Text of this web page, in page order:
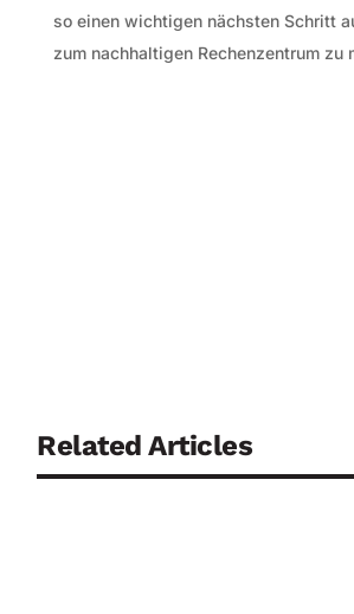
so einen wichtigen nächsten Schritt
zum nachhaltigen Rechenzentrum zu
Related Articles